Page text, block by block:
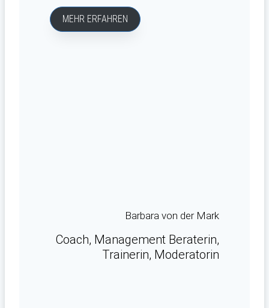
MEHR ERFAHREN
Barbara von der Mark
Coach, Management Beraterin,
Trainerin, Moderatorin